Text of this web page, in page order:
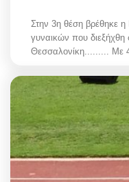
Στην 3η θέση βρέθηκε η
γυναικών που διεξήχθη
Θεσσαλονίκη......... Με